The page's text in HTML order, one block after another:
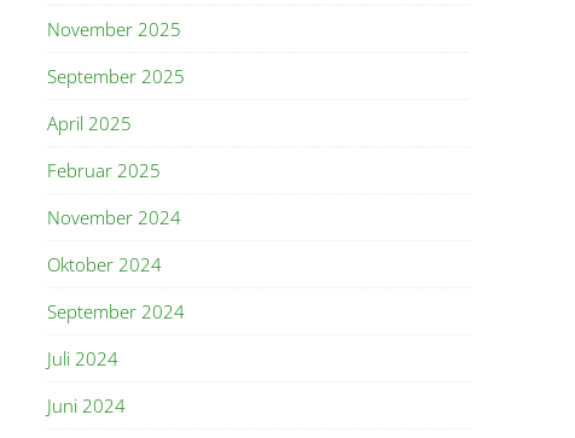
November 2025
September 2025
April 2025
Februar 2025
November 2024
Oktober 2024
September 2024
Juli 2024
Juni 2024